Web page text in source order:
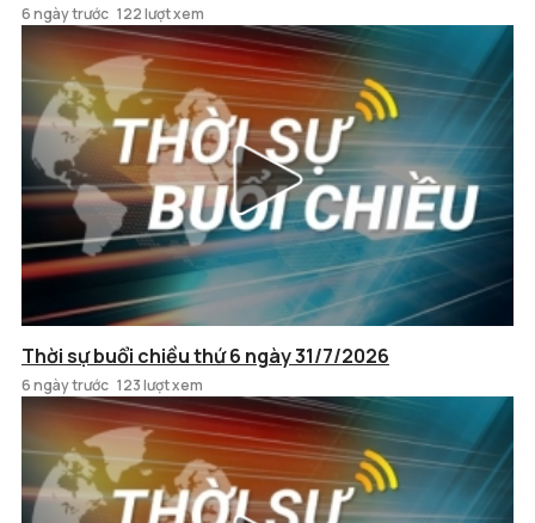
6 ngày trước 122 lượt xem
Thời sự buổi chiều thứ 6 ngày 31/7/2026
6 ngày trước 123 lượt xem